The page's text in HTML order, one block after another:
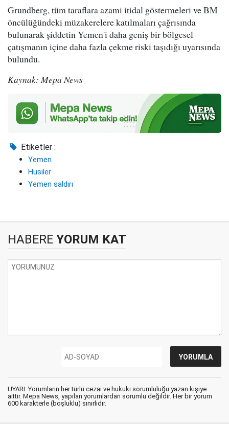
Grundberg, tüm taraflara azami itidal göstermeleri ve BM
öncülüğündeki müzakerelere katılmaları çağrısında
bulunarak şiddetin Yemen'i daha geniş bir bölgesel
çatışmanın içine daha fazla çekme riski taşıdığı uyarısında
bulundu.
Kaynak: Mepa News
Etiketler :
Yemen
Husiler
Yemen saldırı
HABERE YORUM KAT
UYARI: Yorumların her türlü cezai ve hukuki sorumluluğu yazan kişiye
aittir. Mepa News, yapılan yorumlardan sorumlu değildir. Her bir yorum
600 karakterle (boşluklu) sınırlıdır.